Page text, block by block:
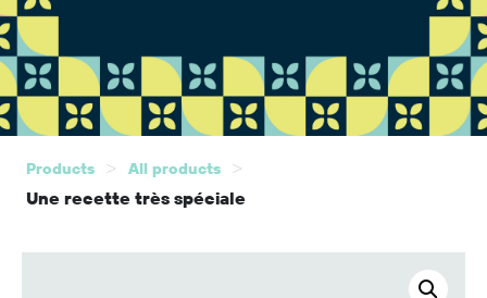
Products > All products >
Une recette très spéciale